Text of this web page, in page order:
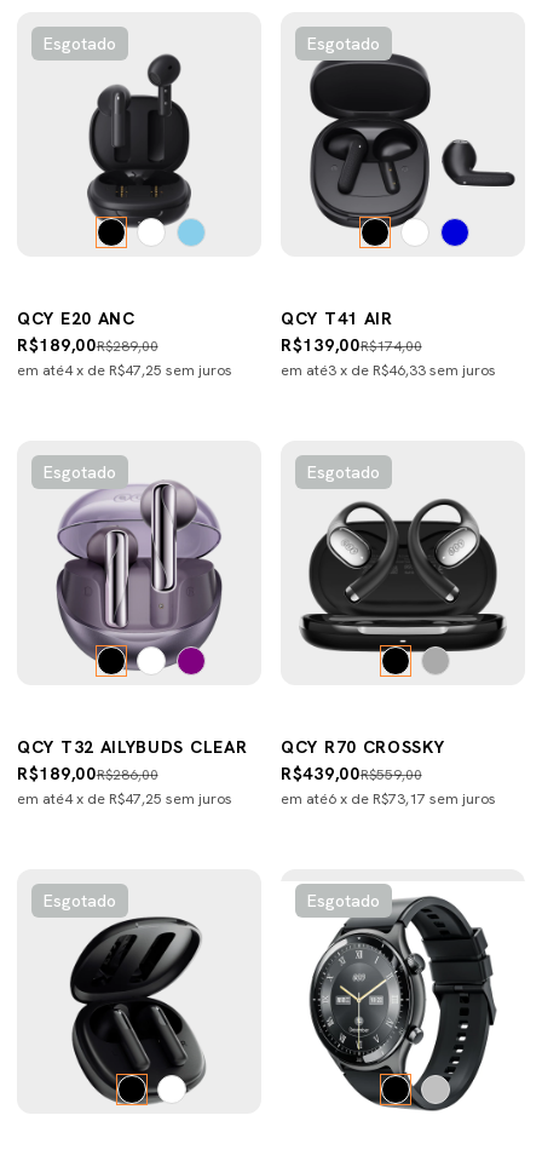
Esgotado
QCY E20 ANC
R$289,00
R$189,00
em até4x de R$47,25 sem juros
Esgotado
QCY T41 AIR
R$174,00
R$139,00
em até3x de R$46,33sem juros
Esgotado
QCY T32 AILYBUDS CLEAR
R$286,00
R$189,00
em até4x de R$47,25 sem juros
Esgotado
QCY R70 CROSSKY
R$559,00
R$439,00
em até6x de R$73,17 sem juros
Esgotado Esgotado